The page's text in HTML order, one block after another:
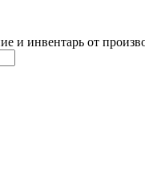
и инвентарь от